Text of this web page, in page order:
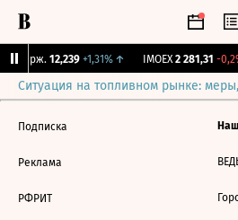
Бирж. 12,239 +1,31%↑ IMOEX 2 281,31 -
Ситуация на топливном рынке:
Подписка
Реклама
РФРИТ